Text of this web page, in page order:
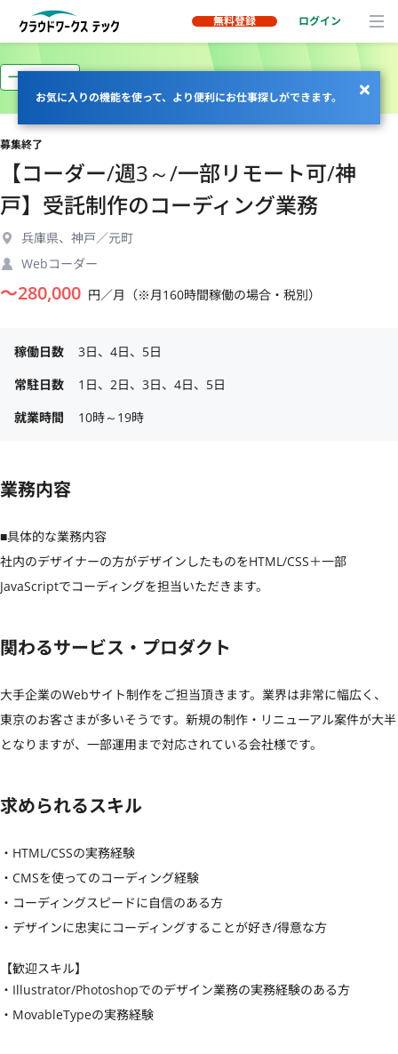
無料登録 ログイン
お気に入りの機能を使って、より便利にお仕事探しができます。
一部リモート
募集終了
【コーダー/週3～/一部リモート可/神
戸】受託制作のコーディング業務
兵庫県、神戸／元町
Webコーダー
〜280,000 円／月（※月160時間稼働の場合・税別）
稼働日数
3日、4日、5日
常駐日数
1日、2日、3日、4日、5日
就業時間
10時～19時
業務内容
■具体的な業務内容
社内のデザイナーの方がデザインしたものをHTML/CSS＋一部
JavaScriptでコーディングを担当いただきます。
関わるサービス・プロダクト
大手企業のWebサイト制作をご担当頂きます。業界は非常に幅広く、
東京のお客さまが多いそうです。新規の制作・リニューアル案件が大半
となりますが、一部運用まで対応されている会社様です。
求められるスキル
・HTML/CSSの実務経験
・CMSを使ってのコーディング経験
・コーディングスピードに自信のある方
・デザインに忠実にコーディングすることが好き/得意な方
【歓迎スキル】
・Illustrator/Photoshopでのデザイン業務の実務経験のある方
・MovableTypeの実務経験